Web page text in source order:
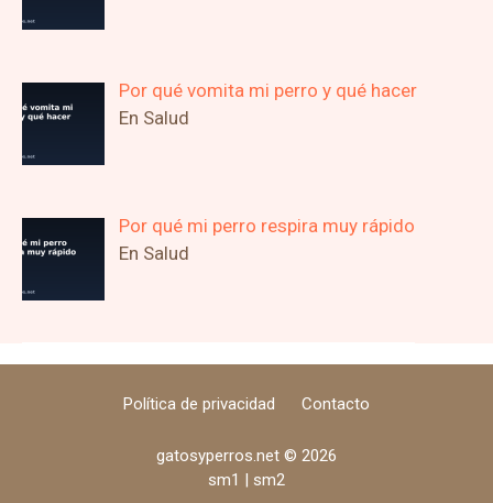
Por qué vomita mi perro y qué hacer
En Salud
Por qué mi perro respira muy rápido
En Salud
Política de privacidad Contacto
gatosyperros.net © 2026
sm1 | sm2